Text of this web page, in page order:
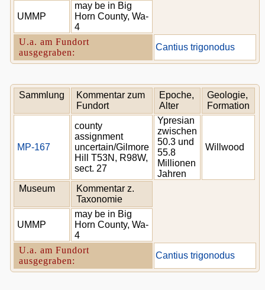
UMMP
may be in Big
Horn County, Wa-
4
U.a. am Fundort
ausgegraben:
Cantius trigonodus
Sammlung
Kommentar zum
Fundort
Epoche,
Alter
Geologie,
Formation
MP-167
county
assignment
uncertain/Gilmore
Hill T53N, R98W,
sect. 27
Ypresian
zwischen
50.3 und
55.8
Millionen
Jahren
Willwood
Museum
Kommentar z.
Taxonomie
UMMP
may be in Big
Horn County, Wa-
4
U.a. am Fundort
ausgegraben:
Cantius trigonodus